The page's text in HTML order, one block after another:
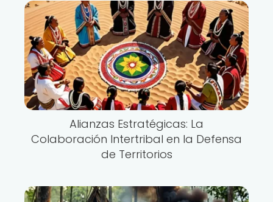
Alianzas Estratégicas: La
Colaboración Intertribal en la Defensa
de Territorios